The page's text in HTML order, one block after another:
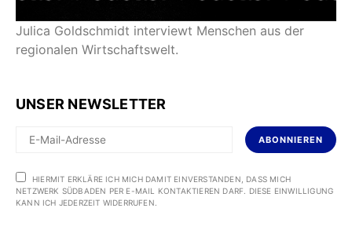
Julica Goldschmidt interviewt Menschen aus der
regionalen Wirtschaftswelt.
UNSER NEWSLETTER
ABONNIEREN
HIERMIT ERKLÄRE ICH MICH DAMIT EINVERSTANDEN, DASS MICH
NETZWERK SÜDBADEN PER E-MAIL KONTAKTIEREN DARF. DIESE EINWILLIGUNG
KANN ICH JEDERZEIT WIDERRUFEN.